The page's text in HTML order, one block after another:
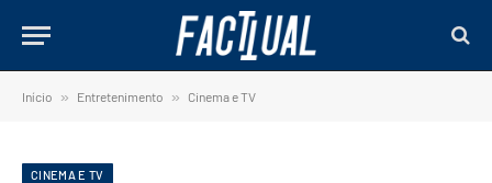
Início » Entretenimento » Cinema e TV
CINEMA E TV